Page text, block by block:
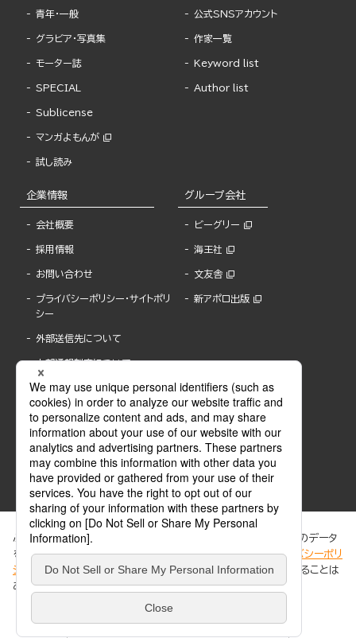
青年・一般
グラビア・写真集
モーター誌
SPECIAL
Sublicense
マンガよもんが
試し読み
公式SNSアカウント
作家一覧
Keyword list
Author list
企業情報
会社概要
採用情報
お問い合わせ
プライバシーポリシー・サイトポリ
シー
外部送信先について
内部通報制度について
グループ会社
ビーグリー
海王社
文友舎
新アポロ出版
ABJマークは、この電子書店・電子書籍配信サービスが、著作権者からコンテンツ使用許諾を
得た正規版配信サービスであることを示す登録商標(登録番号 第6091713号)です。
ABJマークの詳細、ABJマークを掲示しているサービスの一覧はこちら。
ぶんか社が運営するサイトでは、利便性向上のためにCookie等のデータ
を使用しています。 当社のCookieについての詳細は、「プライバシーポリ
シー
」をご覧ください。当サイトでは、訪問者の個人情報を追跡することは
ありません。